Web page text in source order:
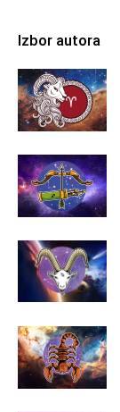
Izbor autora